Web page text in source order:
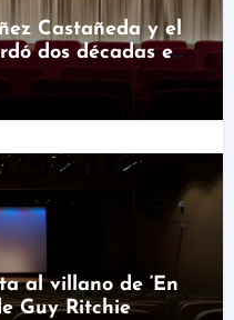
Castañeda y el
dos décadas en
al villano de ‘En
Guy Ritchie